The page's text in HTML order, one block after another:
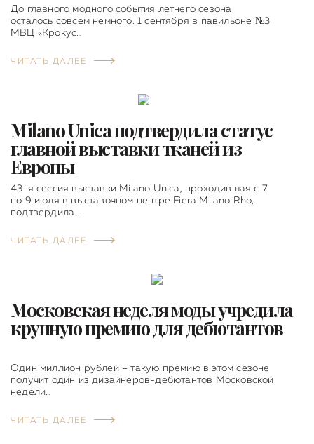
До главного модного события летнего сезона
осталось совсем немного. 1 сентября в павильоне №3
МВЦ «Крокус…
ЧИТАТЬ ДАЛЕЕ
Milano Unica подтвердила статус
главной выставки тканей из
Европы
43-я сессия выставки Milano Unica, проходившая с 7
по 9 июля в выставочном центре Fiera Milano Rho,
подтвердила…
ЧИТАТЬ ДАЛЕЕ
Московская неделя моды учредила
крупную премию для дебютантов
Один миллион рублей – такую премию в этом сезоне
получит один из дизайнеров-дебютантов Московской
недели…
ЧИТАТЬ ДАЛЕЕ